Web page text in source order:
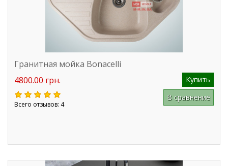
Гранитная мойка Bonacelli
4800.00 грн.
Купить
Всего отзывов: 4
В сравнение